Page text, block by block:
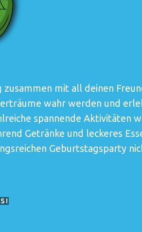
zusammen mit all deinen
wahr werden und
spannende Aktivitäten
Getränke und leckeres
Geburtstagsparty